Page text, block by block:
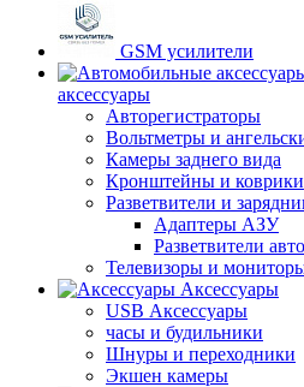
GSM усилители
аксессуары
Авторегистраторы
Вольтметры и
Камеры заднего вида
Кронштейны и коврики
Разветвители и
Адаптеры АЗУ
Разветвители
Телевизоры и
Аксессуары
USB Аксессуары
часы и будильники
Шнуры и переходники
Экшен камеры